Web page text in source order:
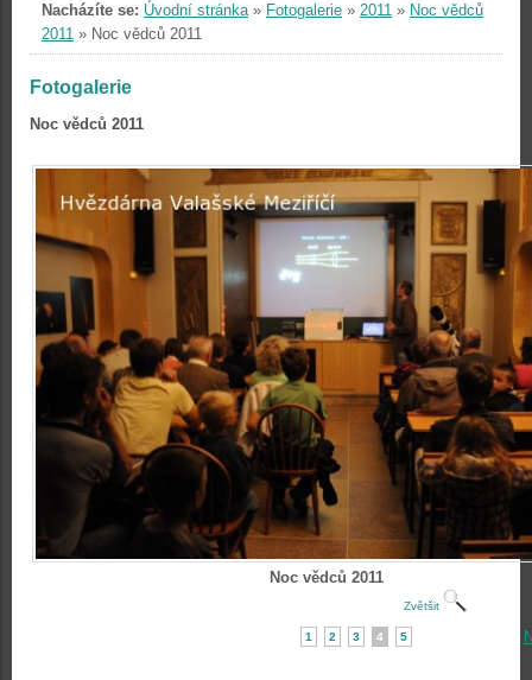
Nacházíte se: Úvodní stránka» Fotogalerie » 2011 » Noc vědců
2011 » Noc vědců 2011
Fotogalerie
Noc vědců 2011
Noc vědců 2011
Zvětšit
1 2 3 4 5